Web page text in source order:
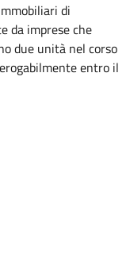
di
da imprese che
due unità nel corso
entro il